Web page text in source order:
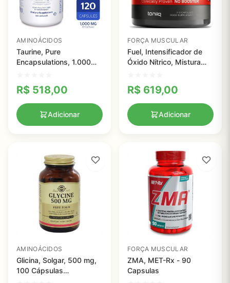
AMINOÁCIDOS
Taurine, Pure
Encapsulations, 1.000
R$ 518,00
Adicionar
FORÇA MUSCULAR
Fuel, Intensificador de
Óxido Nítrico, Mistura
Combustível, Toniiq,
3.000mg, 240 cápsulas
R$ 619,00
Adicionar
AMINOÁCIDOS
Glicina, Solgar, 500 mg,
100 Cápsulas
FORÇA MUSCULAR
ZMA, MET-Rx - 90
Capsulas